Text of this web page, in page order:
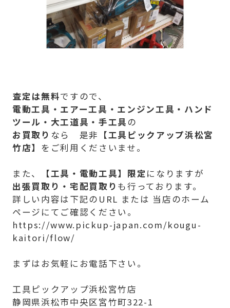
査定は無料ですので、
電動工具・エアー工具・エンジン工具・ハンド
ツール・大工道具・手工具の
お買取り なら 是非【工具ピックアップ浜松宮
竹店】 をご利用くださいませ。
また、 【工具・電動工具】限定になりますが
出張買取り・宅配買取り も行っております。
詳しい内容は下記のURL または 当店のホーム
ページにてご確認ください。
https://www.pickup-japan.com/kougu-
kaitori/flow/
まずはお気軽にお電話下さい。
工具ピックアップ浜松宮竹店
静岡県浜松市中央区宮竹町322-1